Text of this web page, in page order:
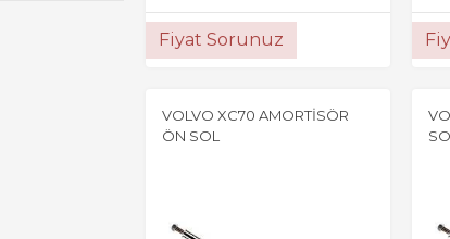
Fiyat Sorunuz
VOLVO XC70 AMORTİSÖR
ÖN SOL